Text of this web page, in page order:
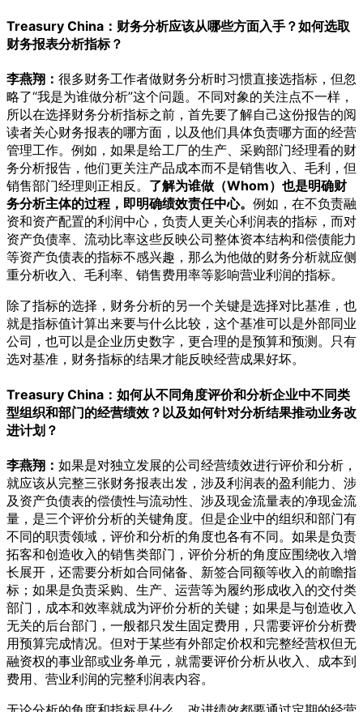
Treasury China：财务分析应该从哪些方面入手？如何选取
财务报表分析指标？
李燕翔： 很多财务工作者做财务分析时习惯直接选指标，但忽
略了“我是为谁做分析”这个问题。不同对象的关注点不一样，
所以在选择财务分析指标之前，首先要了解自己这份报告的阅
读者关心财务报表的哪方面，以及他们具体负责哪方面的经营
管理工作。例如，如果是给工厂的生产、采购部门经理看的财
务分析报告，他们更关注产品成本而不是销售收入、毛利，但
销售部门经理则正相反。 了解为谁做（Whom）也是明确财
务分析主体的过程，即明确绩效责任中心。 例如，在不负责融
资和资产配置的利润中心，负责人更关心利润表的指标，而对
资产负债率、流动比率这些反映公司整体资本结构和偿债能力
等资产负债表的指标不感兴趣，那么为他做的财务分析就应侧
重分析收入、毛利率、销售费用率等影响营业利润的指标。
除了指标的选择，财务分析的另一个关键是选择对比基准，也
就是指标值计算出来要与什么比较，这个基准可以是外部同业
公司，也可以是企业历史数字，更合理的是预算和预测。只有
选对基准，财务指标的结果才能反映经营成果好坏。
Treasury China：如何从不同角度评价和分析企业中不同类
型组织和部门的经营绩效？以及如何针对分析结果推动业务改
进计划？
李燕翔： 如果是对独立发展的公司经营绩效进行评价和分析，
就应该从完整三张财务报表出发，涉及利润表的盈利能力、涉
及资产负债表的偿债性与流动性、涉及现金流量表的净现金流
量，是三个评价分析的关键角度。但是企业中的组织和部门有
不同的职责领域，评价和分析的角度也各有不同。如果是负责
拓客和创造收入的销售类部门，评价分析的角度应围绕收入增
长展开，还需要分析如合同储备、新签合同额等收入的前瞻指
标；如果是负责采购、生产、运营等为履约形成收入的交付类
部门，成本和效率就成为评价分析的关键；如果是与创造收入
无关的后台部门，一般都只发生固定费用，只需要评价分析费
用预算完成情况。但对于某些有外部定价权和完整经营权但无
融资权的事业部或业务单元，就需要评价分析从收入、成本到
费用、营业利润的完整利润表内容。